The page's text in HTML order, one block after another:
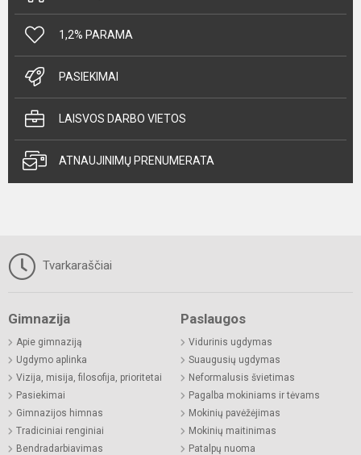
1,2% PARAMA
PASIEKIMAI
LAISVOS DARBO VIETOS
ATNAUJINIMŲ PRENUMERATA
Tvarkaraščiai
Gimnazija
Apie gimnaziją
Ugdymo aplinka
Vizija, misija, filosofija, prioritetai
Pasiekimai
Gimnazijos himnas
Tradiciniai renginiai
Bendradarbiavimas
Paslaugos
Vidurinis ugdymas
Suaugusių ugdymas
Neformalusis švietimas
Pagalba mokiniams ir tėvams
Mokinių pavėžėjimas
Mokinių maitinimas
Patalpų nuoma